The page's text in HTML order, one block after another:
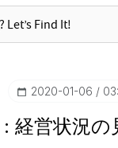
‎2020-01-06
経営状況の